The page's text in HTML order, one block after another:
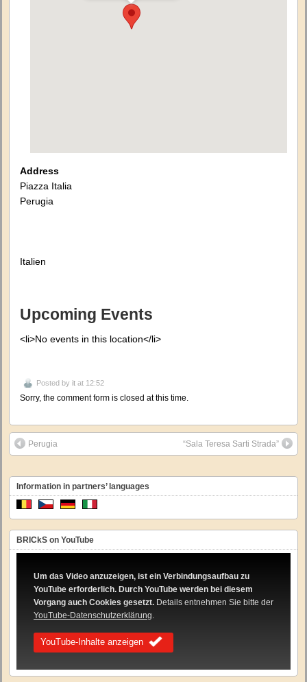
Address
Piazza Italia
Perugia
Italien
Upcoming Events
<li>No events in this location</li>
Posted by it at 12:52
Sorry, the comment form is closed at this time.
Perugia “Sala Teresa Sarti Strada”
Information in partners’ languages
BRICkS on YouTube
Um das Video anzuzeigen, ist ein Verbindungsaufbau zu
YouTube erforderlich. Durch YouTube werden bei diesem
Vorgang auch Cookies gesetzt. Details entnehmen Sie bitte der
YouTube-Datenschutzerklärung
YouTube-Inhalte anzeigen